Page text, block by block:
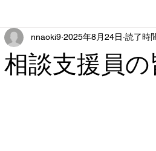
相談支援員
nnaoki9 2025年8月24日 読了時